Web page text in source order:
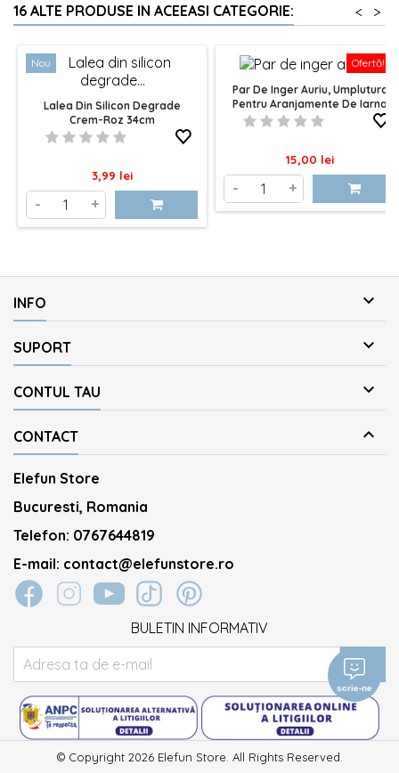
16 ALTE PRODUSE IN ACEEASI CATEGORIE: >
<
Nou
Lalea Din Silicon Degrade
Crem-Roz 34cm
Pret
3,99 lei
- +
Ofertă!
Par De Inger Auriu, Umplutura
Pentru Aranjamente De Iarna
Pret
15,00 lei
- +
INFO 
SUPORT 
CONTUL TAU 
CONTACT 
Elefun Store
Bucuresti, Romania
Telefon: 0767644819
E-mail: contact@elefunstore.ro
scrie-ne
BULETIN INFORMATIV
© Copyright 2026 Elefun Store. All Rights Reserved.